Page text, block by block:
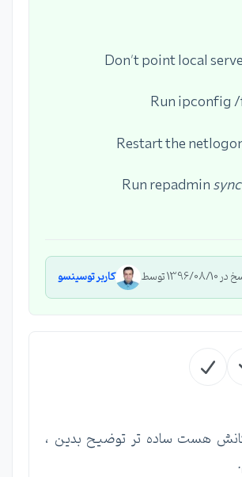
08/10 توسط کاربر توسینسو
هست ساده تر توضیح بدین ،